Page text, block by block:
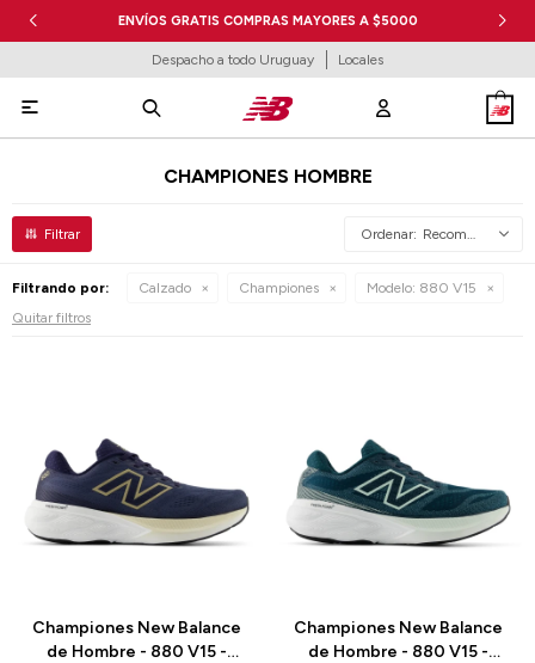
ENVÍOS GRATIS COMPRAS MAYORES A $5000
Despacho a todo Uruguay Locales

CHAMPIONES HOMBRE
Recomendados
Filtrando por: Calzado Championes Modelo: 880 V15
Quitar filtros
Championes New Balance
de Hombre - 880 V15 -
Championes New Balance
de Hombre - 880 V15 -